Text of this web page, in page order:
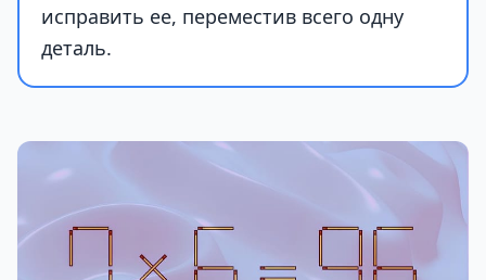
исправить ее, переместив всего одну
деталь.